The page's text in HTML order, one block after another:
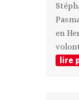
en
lire